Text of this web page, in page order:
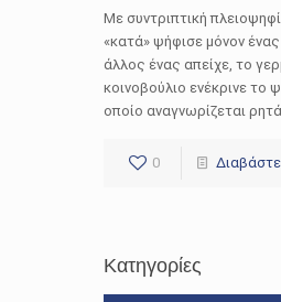
Με συντριπτική
«κατά» ψήφισε μόνον
άλλος ένας απείχε, το
κοινοβούλιο ενέκρινε το
οποίο αναγνωρίζεται
0
Κατηγορίες